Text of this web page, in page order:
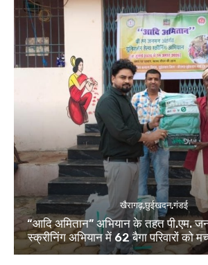
खैरागढ़,छुईखदन,गंडई
“आदि अमितान” अभियान के तहत पी.एम.
स्क्रीनिंग अभियान में 62 बैगा परिवारों को